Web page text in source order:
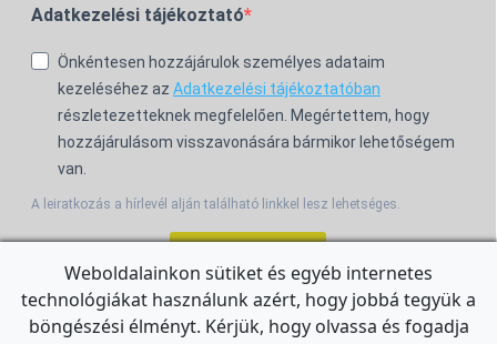
Adatkezelési tájékoztató
Önkéntesen hozzájárulok személyes adataim
kezeléséhez az Adatkezelési tájékoztatóban
részletezetteknek megfelelően. Megértettem, hogy
hozzájárulásom visszavonására bármikor lehetőségem
van.
A leiratkozás a hírlevél alján található linkkel lesz lehetséges.
For the English Newsletter, clickHERE.
Weboldalainkon sütiket és egyéb internetes
technológiákat használunk azért, hogy jobbá tegyük a
böngészési élményt. Kérjük, hogy olvassa és fogadja